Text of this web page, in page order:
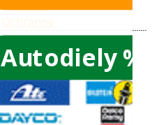
Autodiely %